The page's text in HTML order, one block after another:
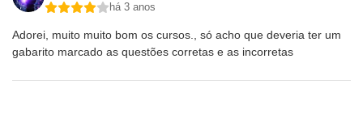
há 3 anos
Adorei, muito muito bom os cursos., só acho que deveria ter um
gabarito marcado as questões corretas e as incorretas